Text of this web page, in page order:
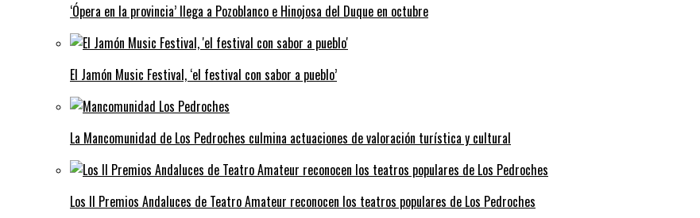
‘Ópera en la provincia’ llega a Pozoblanco e Hinojosa del Duque en octubre
El Jamón Music Festival, ‘el festival con sabor a pueblo’
La Mancomunidad de Los Pedroches culmina actuaciones de valoración turística y cultural
Los II Premios Andaluces de Teatro Amateur reconocen los teatros populares de Los Pedroches